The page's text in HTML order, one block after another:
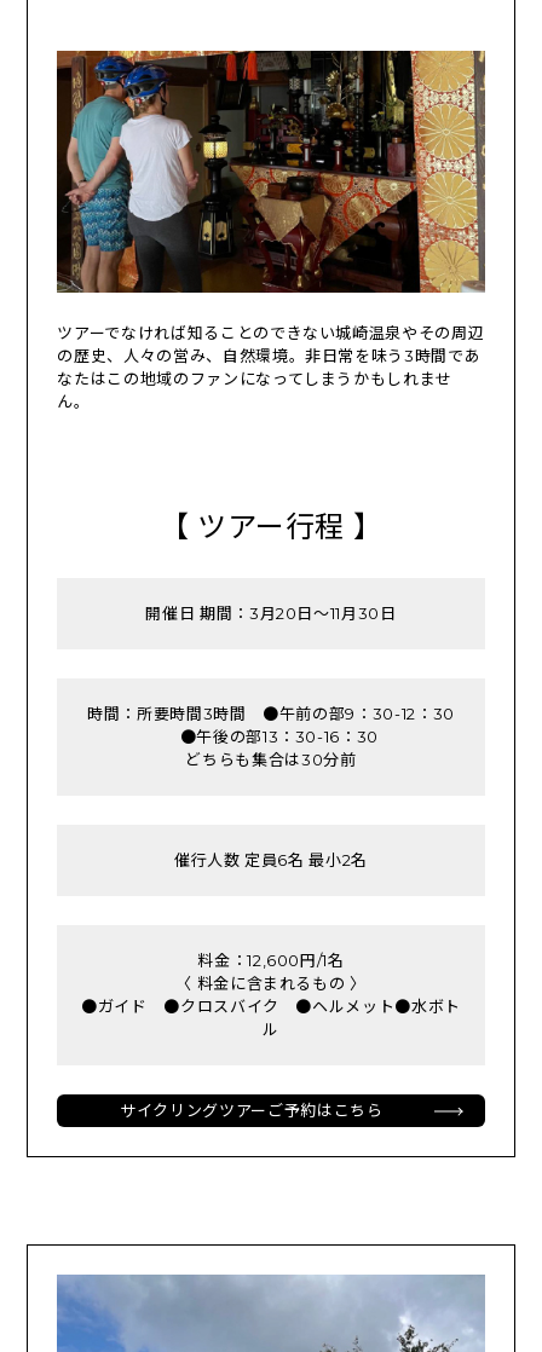
ツアーでなければ知ることのできない城崎温泉やその周辺
の歴史、人々の営み、自然環境。非日常を味う3時間であ
なたはこの地域のファンになってしまうかもしれませ
ん。
【 ツアー行程 】
開催日 期間：3月20日～11月30日
時間：所要時間3時間 ●午前の部9：30-12：30
●午後の部13：30-16：30
どちらも集合は30分前
催行人数 定員6名 最小2名
料金：12,600円/1名
〈 料金に含まれるもの 〉
●ガイド ●クロスバイク ●ヘルメット●水ボト
ル
サイクリングツアーご予約はこちら